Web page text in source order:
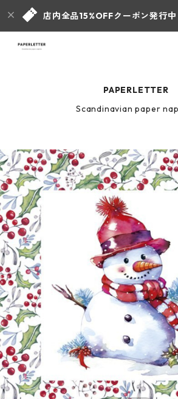
店内全品15%OFFクーポン発行中
PAPERLETTER
Scandinavian paper